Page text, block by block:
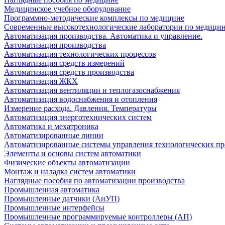
Медицинское учебное оборудование
Программно-методические комплексы по медицине
Современные высокотехнологические лаборатории по
Автоматизация производства. Автоматика и управление.
Автоматизация производства
Автоматизация технологических процессов
Автоматизация средств измерений
Автоматизация средств производства
Автоматизация ЖКХ
Автоматизация вентиляции и теплогазоснабжения
Автоматизация водоснабжения и отопления
Измерение расхода. Давления. Температуры
Автоматизация энерготехнических систем
Автоматика и мехатроника
Автоматизированные линии
Автоматизированные системы управления технологических
Элементы и основы систем автоматики
Физические объекты автоматизации
Монтаж и наладка систем автоматики
Наглядные пособия по автоматизации производства
Промышленная автоматика
Промышленные датчики (АиУП)
Промышленные интерфейсы
Промышленные программируемые контроллеры (АП)